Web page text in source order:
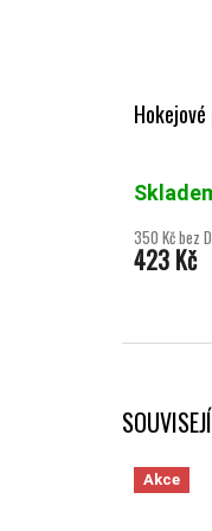
Akce
350 Kč bez
423 Kč